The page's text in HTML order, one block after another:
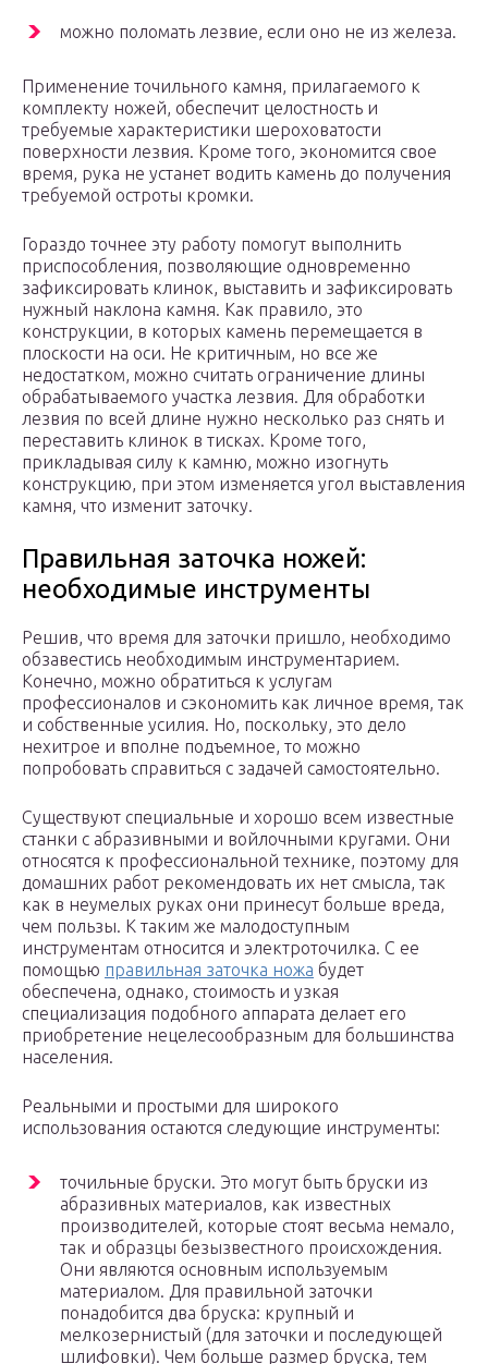
можно поломать лезвие, если оно не из железа.
Применение точильного камня, прилагаемого к
комплекту ножей, обеспечит целостность и
требуемые характеристики шероховатости
поверхности лезвия. Кроме того, экономится свое
время, рука не устанет водить камень до получения
требуемой остроты кромки.
Гораздо точнее эту работу помогут выполнить
приспособления, позволяющие одновременно
зафиксировать клинок, выставить и зафиксировать
нужный наклона камня. Как правило, это
конструкции, в которых камень перемещается в
плоскости на оси. Не критичным, но все же
недостатком, можно считать ограничение длины
обрабатываемого участка лезвия. Для обработки
лезвия по всей длине нужно несколько раз снять и
переставить клинок в тисках. Кроме того,
прикладывая силу к камню, можно изогнуть
конструкцию, при этом изменяется угол выставления
камня, что изменит заточку.
Правильная заточка ножей:
необходимые инструменты
Решив, что время для заточки пришло, необходимо
обзавестись необходимым инструментарием.
Конечно, можно обратиться к услугам
профессионалов и сэкономить как личное время, так
и собственные усилия. Но, поскольку, это дело
нехитрое и вполне подъемное, то можно
попробовать справиться с задачей самостоятельно.
Существуют специальные и хорошо всем известные
станки с абразивными и войлочными кругами. Они
относятся к профессиональной технике, поэтому для
домашних работ рекомендовать их нет смысла, так
как в неумелых руках они принесут больше вреда,
чем пользы. К таким же малодоступным
инструментам относится и электроточилка. С ее
помощью правильная заточка ножа будет
обеспечена, однако, стоимость и узкая
специализация подобного аппарата делает его
приобретение нецелесообразным для большинства
населения.
Реальными и простыми для широкого
использования остаются следующие инструменты:
точильные бруски. Это могут быть бруски из
абразивных материалов, как известных
производителей, которые стоят весьма немало,
так и образцы безызвестного происхождения.
Они являются основным используемым
материалом. Для правильной заточки
понадобится два бруска: крупный и
мелкозернистый (для заточки и последующей
шлифовки). Чем больше размер бруска, тем